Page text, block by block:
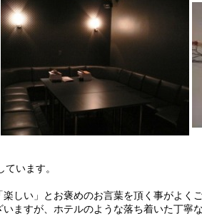
います。
しい」とお褒めのお言葉を頂く事がよくご
ますが、ホテルのような落ち着いた丁寧